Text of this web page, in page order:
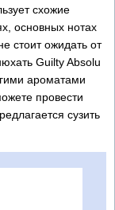
схожие
основных нотах
стоит ожидать от
Guilty Absolu
ароматами
провести
сузить